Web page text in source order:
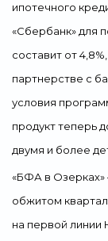
ипотечного
«Сбербанк» для
составит от
партнерстве с
условия
продукт теперь
двумя и более
«БФА в
обжитом
на первой линии